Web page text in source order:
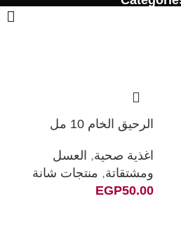
الرحيق الخام 10 مل
اغذية صحية, العسل
ومشتقاتة, منتجات شانة
EGP50.00